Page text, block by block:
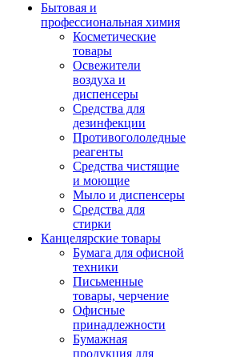
Бытовая и
профессиональная химия
Косметические
товары
Освежители
воздуха и
диспенсеры
Средства для
дезинфекции
Противогололедные
реагенты
Средства чистящие
и моющие
Мыло и диспенсеры
Средства для
стирки
Канцелярские товары
Бумага для офисной
техники
Письменные
товары, черчение
Офисные
принадлежности
Бумажная
продукция для